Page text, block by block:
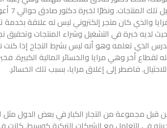
التركية.
والذي كان متجر إلكتروني ليس له علاقة بخدمة
لديه خبرة في التشغيل وشراء المنتجات وتحقيق
الذي تعلمه وهو أنه ليس بشرط النجاح إذا
أخر وهي مرايا والخسائر المالية الكبيرة.
فاضطر إلى إغلاق مرايا، بسبب تلك الخسائر.
قبل مجموعة من التجار الكبار في بعض الدول مثل